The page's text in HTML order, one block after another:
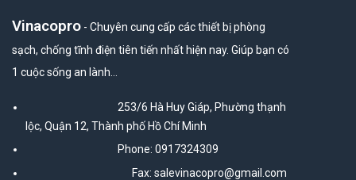
Vinacopro - Chuyên cung cấp các thiết bị phòng
sạch, chống tĩnh điện tiên tiến nhất hiện nay. Giúp bạn có
1 cuộc sống an lành…
253/6 Hà Huy Giáp, Phường thạnh
lộc, Quận 12, Thành phố Hồ Chí Minh
Phone: 0917324309
Fax: salevinacopro@gmail.com